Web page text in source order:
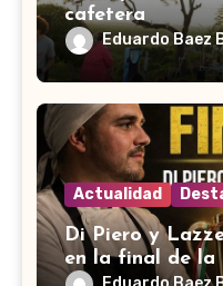
cafetera
Eduardo Baez
Actualidad
Di Piero y
en la final de la